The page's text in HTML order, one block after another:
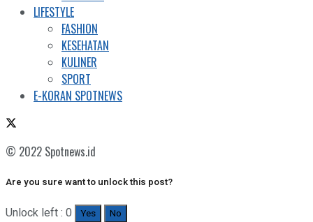
LIFESTYLE
FASHION
KESEHATAN
KULINER
SPORT
E-KORAN SPOTNEWS
© 2022 Spotnews.id
Are you sure want to unlock this post?
Unlock left : 0 Yes No